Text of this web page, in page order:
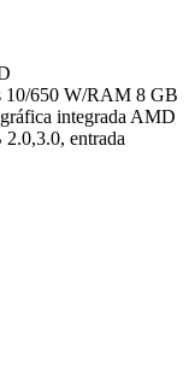
10/650 W/RAM 8 GB
integrada AMD
entrada